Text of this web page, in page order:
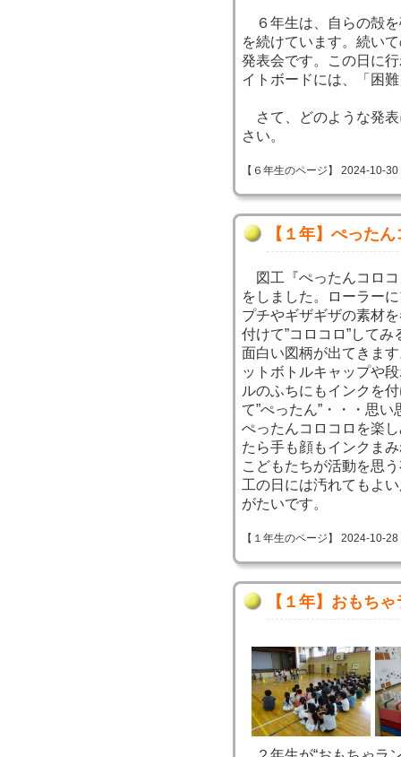
６年生は、自らの殻を
を続けています。続い
発表会です。この日に
イトボードには、「困
さて、どのような発表
さい。
【６年生のページ】 2024-10-
【１年】ぺった
図工『ぺったんコロコ
をしました。ローラー
プチやギザギザの素材
付けて”コロコロ”してみ
面白い図柄が出てきま
ットボトルキャップや
ルのふちにもインクを
て”ぺったん”・・・思い
ぺったんコロコロを楽
たら手も顔もインクま
こどもたちが活動を思
工の日には汚れてもよ
がたいです。
【１年生のページ】 2024-10-
【１年】おもち